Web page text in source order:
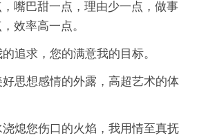
嘴巴甜一点，理由少一点，做事
效率高一点。
追求，您的满意我的目标。
思想感情的外露，高超艺术的体
熄您伤口的火焰，我用情至真抚